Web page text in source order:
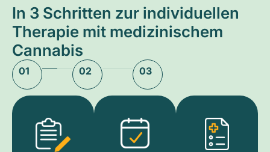
In 3 Schritten zur individuellen
Therapie mit medizinischem
Cannabis
01 02 03